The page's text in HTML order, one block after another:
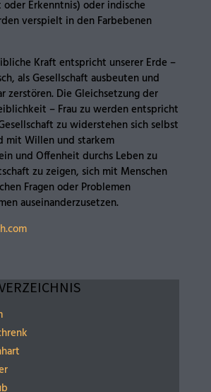
oder Erkenntnis) oder indische
verspielt in den Farbebenen
Kraft entspricht unserer Erde –
als Gesellschaft ausbeuten und
zerstören. Die Gleichsetzung der
– Frau zu werden entspricht
zu widerstehen sich selbst
mit Willen und starkem
und Offenheit durchs Leben zu
zu zeigen, sich mit Menschen
Fragen oder Problemen
auseinanderzusetzen.